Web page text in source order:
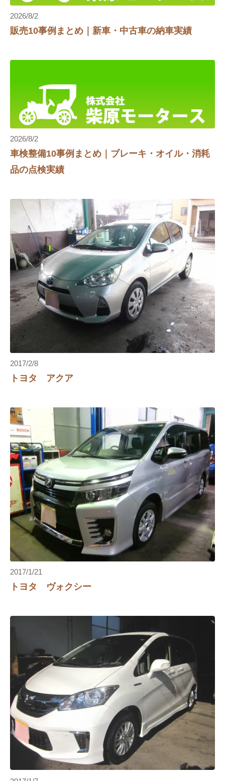
イプサム エアコンフィルター エアーエレメント
2026/8/2
販売10事例まとめ｜新車・中古車の納車実績
2026/8/2
車検整備10事例まとめ｜ブレーキ・オイル・消耗
品の点検実績
2017/2/8
トヨタ アクア
2017/1/21
トヨタ ヴォクシー